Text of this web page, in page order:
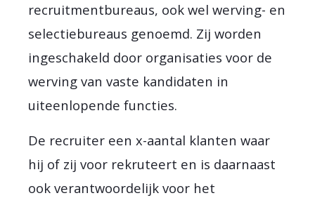
recruitmentbureaus, ook wel werving- en
selectiebureaus genoemd. Zij worden
ingeschakeld door organisaties voor de
werving van vaste kandidaten in
uiteenlopende functies.
De recruiter een x-aantal klanten waar
hij of zij voor rekruteert en is daarnaast
ook verantwoordelijk voor het